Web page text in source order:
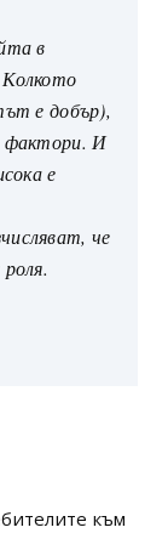
в
е добър),
фактори. И
е
че
към